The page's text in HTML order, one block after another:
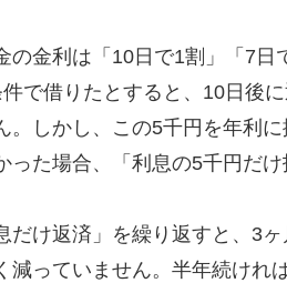
の金利は「10日で1割」「7
で借りたとすると、10日後
。しかし、この5千円を年利
った場合、「利息の5千円だ
だけ返済」を繰り返すと、3
減っていません。半年続けれ